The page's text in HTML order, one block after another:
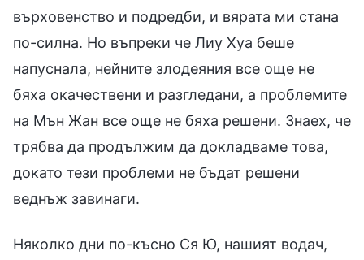
върховенство и подредби, и вярата ми стана
по-силна. Но въпреки че Лиу Хуа беше
напуснала, нейните злодеяния все още не
бяха окачествени и разгледани, а проблемите
на Мън Жан все още не бяха решени. Знаех, че
трябва да продължим да докладваме това,
докато тези проблеми не бъдат решени
веднъж завинаги.
Няколко дни по-късно Ся Ю, нашият водач,